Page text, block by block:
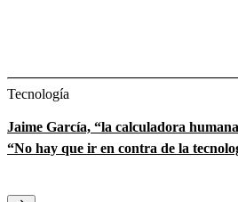
Tecnología
Jaime García, “la calculadora
“No hay que ir en contra de la